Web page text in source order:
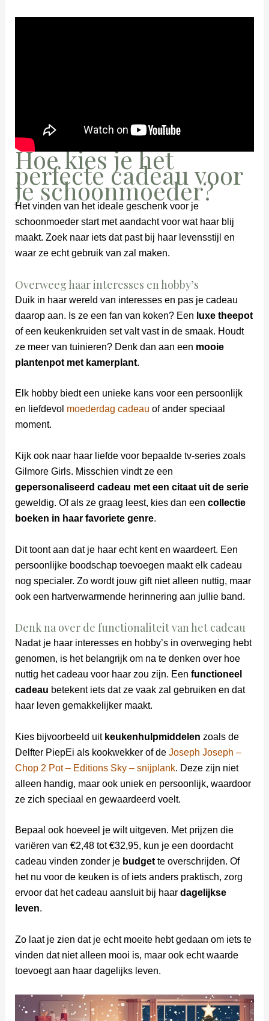
Hoe kies je het
perfecte cadeau voor
je schoonmoeder?
Het vinden van het ideale geschenk voor je
schoonmoeder start met aandacht voor wat haar blij
maakt. Zoek naar iets dat past bij haar levensstijl en
waar ze echt gebruik van zal maken.
Overweeg haar interesses en hobby’s
Duik in haar wereld van interesses en pas je cadeau
daarop aan. Is ze een fan van koken? Een luxe theepot
of een keukenkruiden set valt vast in de smaak. Houdt
ze meer van tuinieren? Denk dan aan een mooie
plantenpot met kamerplant.
Elk hobby biedt een unieke kans voor een persoonlijk
en liefdevol moederdag cadeau of ander speciaal
moment.
Kijk ook naar haar liefde voor bepaalde tv-series zoals
Gilmore Girls. Misschien vindt ze een
gepersonaliseerd cadeau met een citaat uit de serie
geweldig. Of als ze graag leest, kies dan een collectie
boeken in haar favoriete genre.
Dit toont aan dat je haar echt kent en waardeert. Een
persoonlijke boodschap toevoegen maakt elk cadeau
nog specialer. Zo wordt jouw gift niet alleen nuttig, maar
ook een hartverwarmende herinnering aan jullie band.
Denk na over de functionaliteit van het cadeau
Nadat je haar interesses en hobby’s in overweging hebt
genomen, is het belangrijk om na te denken over hoe
nuttig het cadeau voor haar zou zijn. Een functioneel
cadeau betekent iets dat ze vaak zal gebruiken en dat
haar leven gemakkelijker maakt.
Kies bijvoorbeeld uit keukenhulpmiddelen zoals de
Delfter PiepEi als kookwekker of de Joseph Joseph –
Chop 2 Pot – Editions Sky – snijplank. Deze zijn niet
alleen handig, maar ook uniek en persoonlijk, waardoor
ze zich speciaal en gewaardeerd voelt.
Bepaal ook hoeveel je wilt uitgeven. Met prijzen die
variëren van €2,48 tot €32,95, kun je een doordacht
cadeau vinden zonder je budgette overschrijden. Of
het nu voor de keuken is of iets anders praktisch, zorg
ervoor dat het cadeau aansluit bij haar dagelijkse
leven.
Zo laat je zien dat je echt moeite hebt gedaan om iets te
vinden dat niet alleen mooi is, maar ook echt waarde
toevoegt aan haar dagelijks leven.